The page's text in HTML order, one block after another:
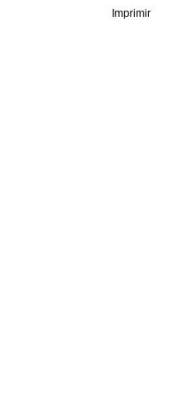
Imprimir